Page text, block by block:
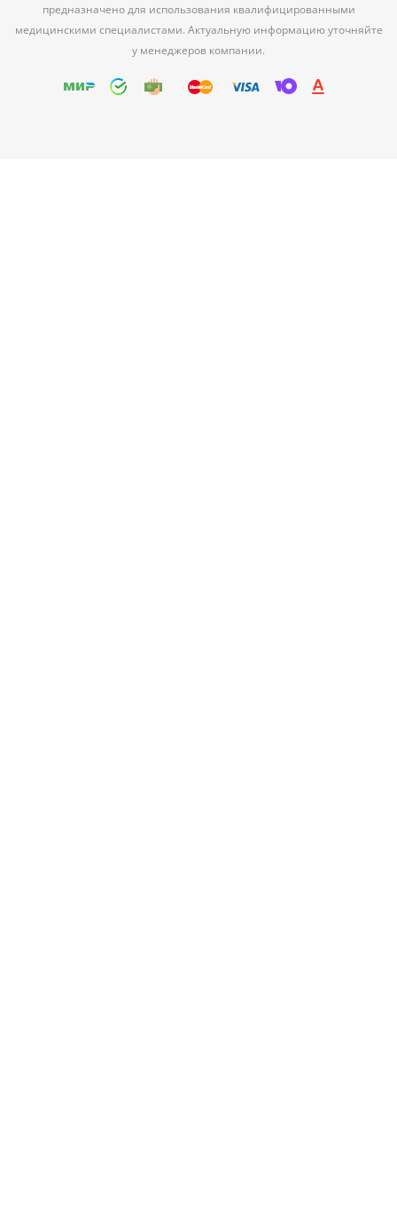
предназначено для использования квалифицированными
медицинскими специалистами. Актуальную информацию уточняйте
у менеджеров компании.